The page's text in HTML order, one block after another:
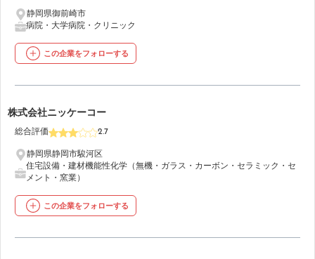
静岡県御前崎市
病院・大学病院・クリニック
この企業をフォローする
28
株式会社ニッケーコー
総合評価 2.7
静岡県静岡市駿河区
住宅設備・建材機能性化学（無機・ガラス・カーボン・セラミック・セ
メント・窯業）
この企業をフォローする